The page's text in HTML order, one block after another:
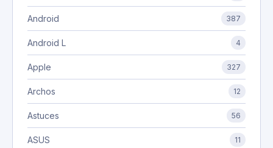
Android 387
Android L 4
Apple 327
Archos 12
Astuces 56
ASUS 11